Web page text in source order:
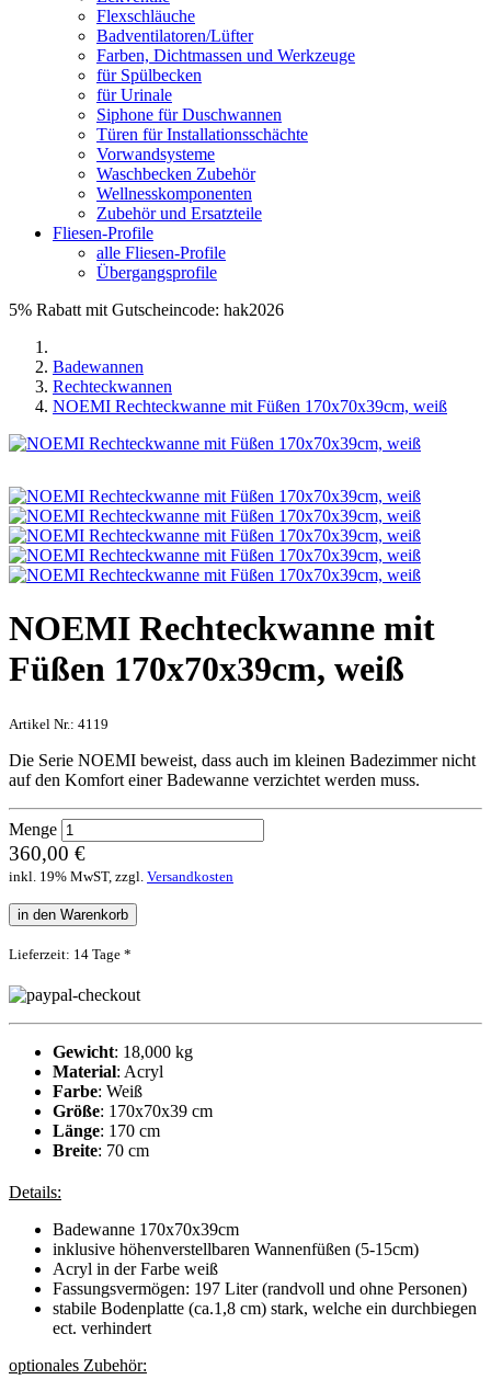
Flexschläuche
Badventilatoren/Lüfter
Farben, Dichtmassen und Werkzeuge
für Spülbecken
für Urinale
Siphone für Duschwannen
Türen für Installationsschächte
Vorwandsysteme
Waschbecken Zubehör
Wellnesskomponenten
Zubehör und Ersatzteile
Fliesen-Profile
alle Fliesen-Profile
Übergangsprofile
5% Rabatt mit Gutscheincode: hak2026
Badewannen
Rechteckwannen
NOEMI Rechteckwanne mit Füßen 170x70x39cm, weiß
NOEMI Rechteckwanne mit
Füßen 170x70x39cm, weiß
Artikel Nr.: 4119
Die Serie NOEMI beweist, dass auch im kleinen Badezimmer nicht
auf den Komfort einer Badewanne verzichtet werden muss.
Menge
360,00 €
inkl. 19% MwST, zzgl. Versandkosten
in den Warenkorb
Lieferzeit: 14 Tage *
Gewicht: 18,000 kg
Material: Acryl
Farbe: Weiß
Größe: 170x70x39 cm
Länge: 170 cm
Breite: 70 cm
Details:
Badewanne 170x70x39cm
inklusive höhenverstellbaren Wannenfüßen (5-15cm)
Acryl in der Farbe weiß
Fassungsvermögen: 197 Liter (randvoll und ohne Personen)
stabile Bodenplatte (ca.1,8 cm) stark, welche ein durchbiegen
ect. verhindert
optionales Zubehör: